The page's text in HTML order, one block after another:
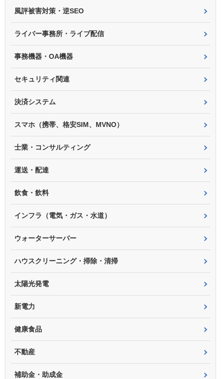
風評被害対策・逆SEO
ライバー事務所・ライブ配信
事務機器・OA機器
セキュリティ関連
決済システム
スマホ（携帯、格安SIM、MVNO）
士業・コンサルティング
運送・配達
飲食・飲料
インフラ（電気・ガス・水道）
ウォーターサーバー
ハウスクリーニング・掃除・清掃
太陽光発電
新電力
健康食品
不動産
補助金・助成金